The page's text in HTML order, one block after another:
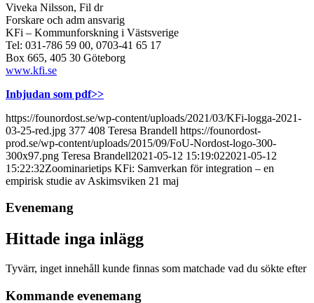
Viveka Nilsson, Fil dr
Forskare och adm ansvarig
KFi – Kommunforskning i Västsverige
Tel: 031-786 59 00, 0703-41 65 17
Box 665, 405 30 Göteborg
www.kfi.se
Inbjudan som pdf>>
https://founordost.se/wp-content/uploads/2021/03/KFi-logga-2021-
03-25-red.jpg 377 408 Teresa Brandell https://founordost-
prod.se/wp-content/uploads/2015/09/FoU-Nordost-logo-300-
300x97.png Teresa Brandell2021-05-12 15:19:022021-05-12
15:22:32Zoominarietips KFi: Samverkan för integration – en
empirisk studie av Askimsviken 21 maj
Evenemang
Hittade inga inlägg
Tyvärr, inget innehåll kunde finnas som matchade vad du sökte efter
Kommande evenemang